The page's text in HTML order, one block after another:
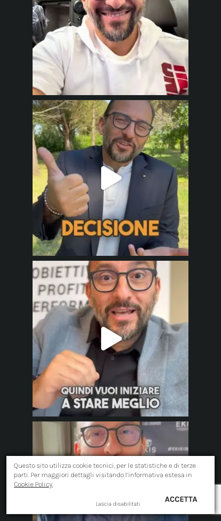
Questo sito utilizza cookie tecnici, per le statistiche e di terze
parti. Per maggiori dettagli visitando l’informativa estesa in
Cookie Policy.
ACCETTA
Lascia disabilitati